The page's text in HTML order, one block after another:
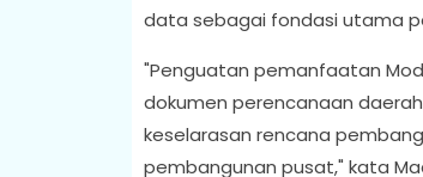
data sebagai fondasi utama
"Penguatan pemanfaatan
dokumen perencanaan
keselarasan rencana
pembangunan pusat," kata